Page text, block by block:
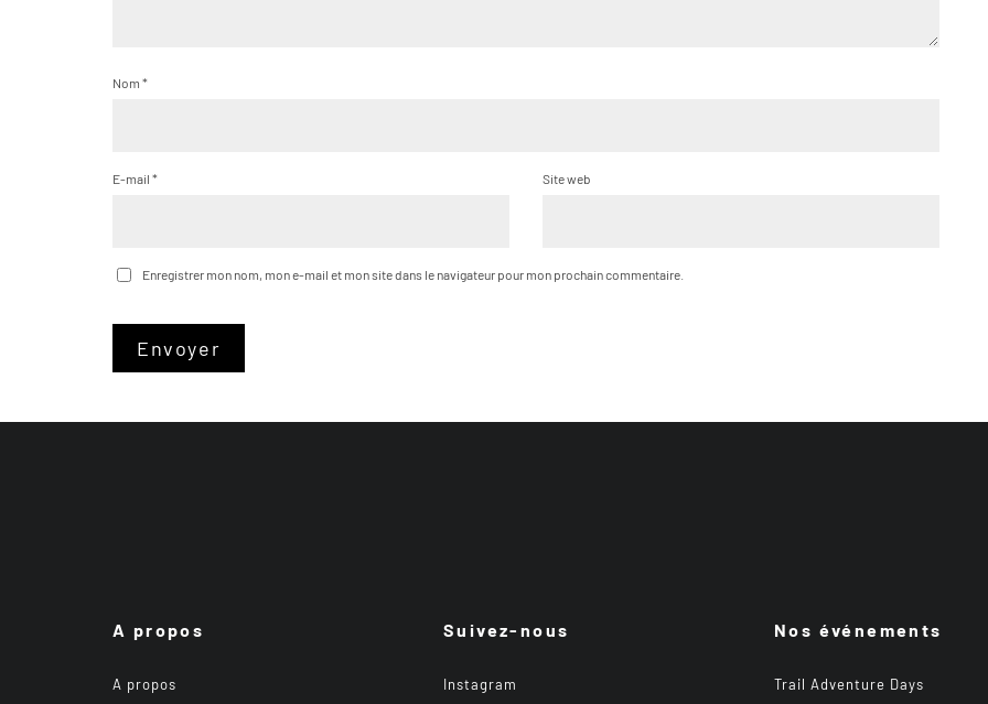
Nom *
E-mail * Site web
Enregistrer mon nom, mon e-mail et mon site dans le navigateur pour mon prochain commentaire.
A propos
A propos
Suivez-nous
Instagram
Nos événements
Trail Adventure Days